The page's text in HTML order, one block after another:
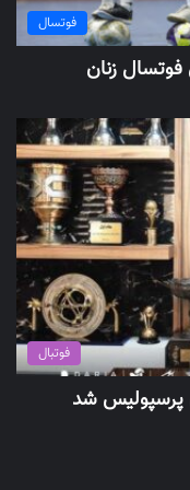
فوتسال
فوتسال زنان
فوتبال
پرسپولیس شد